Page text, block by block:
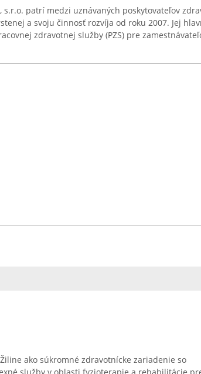
s.r.o. patrí medzi uznávaných poskytovateľov
a svoju činnosť rozvíja od roku 2007. Jej
zdravotnej služby (PZS) pre
ako súkromné zdravotnícke zariadenie so